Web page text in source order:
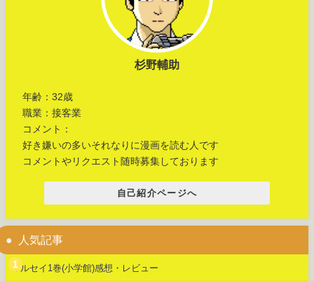
杉野輔助
年齢：32歳
職業：接客業
コメント：
好き嫌いの多いそれなりに漫画を読む人です
コメントやリクエスト随時募集しております
自己紹介ページへ
人気記事
マルセイ1巻(小学館)感想・レビュー